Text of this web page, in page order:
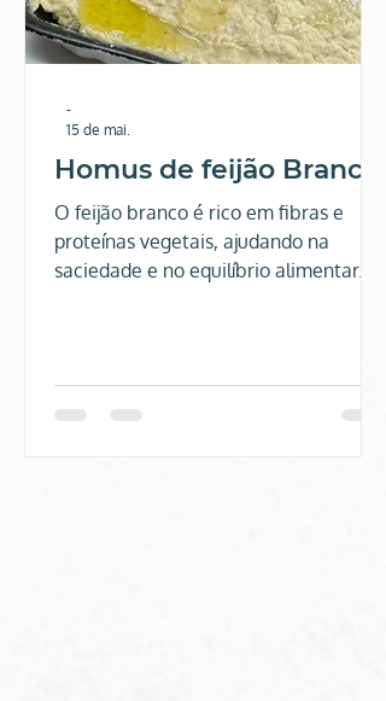
Homus de feijão Branco
O feijão branco é rico em fibras e
proteínas vegetais, ajudando na
saciedade e no equilíbrio alimentar. Já
importantes. Uma receita simples,
funcional e perfeita para quem deseja
-
15 de mai.